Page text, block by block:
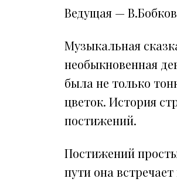
Ведущая —
Музыкальная
необыкновенная
была не только
цветок. История
постижений.
Постижений
пути она